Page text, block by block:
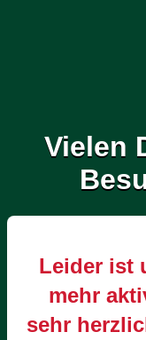
Vielen
Leider ist
mehr
sehr